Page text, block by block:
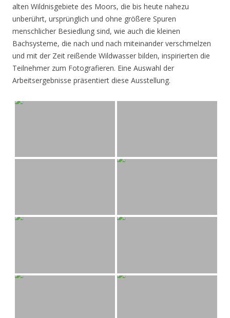
alten Wildnisgebiete des Moors, die bis heute nahezu
unberührt, ursprünglich und ohne größere Spuren
menschlicher Besiedlung sind, wie auch die kleinen
Bachsysteme, die nach und nach miteinander verschmelzen
und mit der Zeit reißende Wildwasser bilden, inspirierten die
Teilnehmer zum Fotografieren. Eine Auswahl der
Arbeitsergebnisse präsentiert diese Ausstellung.